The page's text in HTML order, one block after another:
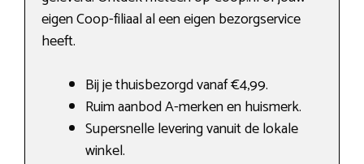
eigen Coop-filiaal al een eigen bezorgservice
heeft.
Bij je thuisbezorgd vanaf €4,99.
Ruim aanbod A-merken en huismerk.
Supersnelle levering vanuit de lokale
winkel.